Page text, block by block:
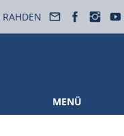
MENÜ